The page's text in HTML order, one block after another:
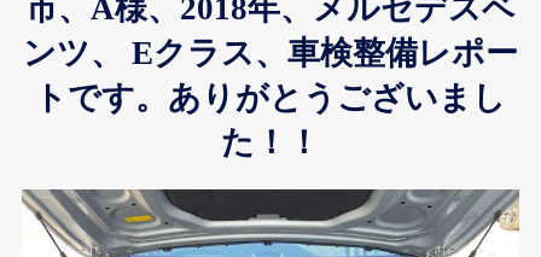
市、A様、2018年、メルセデスベ
ンツ、 Eクラス、車検整備レポー
トです。ありがとうございまし
た！！